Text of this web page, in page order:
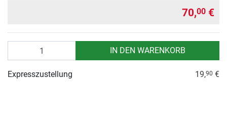
70,00 €
IN DEN WARENKORB
Expresszustellung 19,90 €